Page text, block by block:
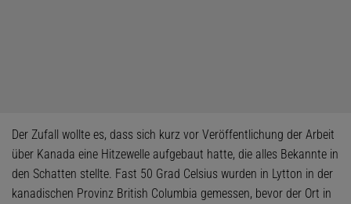
Der Zufall wollte es, dass sich kurz vor Veröffentlichung der Arbeit
über Kanada eine Hitzewelle aufgebaut hatte, die alles Bekannte in
den Schatten stellte. Fast 50 Grad Celsius wurden in Lytton in der
kanadischen Provinz British Columbia gemessen, bevor der Ort in